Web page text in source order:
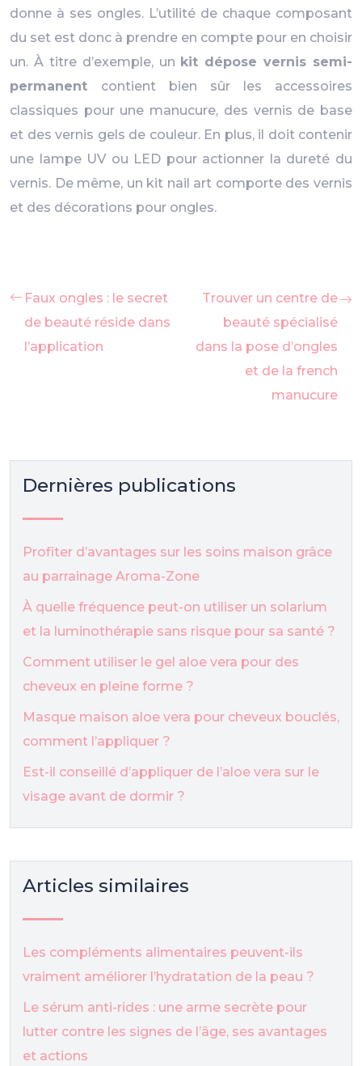
donne à ses ongles. L’utilité de chaque composant
du set est donc à prendre en compte pour en choisir
un. À titre d’exemple, un kit dépose vernis semi-
permanent contient bien sûr les accessoires
classiques pour une manucure, des vernis de base
et des vernis gels de couleur. En plus, il doit contenir
une lampe UV ou LED pour actionner la dureté du
vernis. De même, un kit nail art comporte des vernis
et des décorations pour ongles.
Faux ongles : le secret
de beauté réside dans
l’application
Trouver un centre de
beauté spécialisé
dans la pose d’ongles
et de la french
manucure
Dernières publications
Profiter d’avantages sur les soins maison grâce
au parrainage Aroma-Zone
À quelle fréquence peut-on utiliser un solarium
et la luminothérapie sans risque pour sa santé ?
Comment utiliser le gel aloe vera pour des
cheveux en pleine forme ?
Masque maison aloe vera pour cheveux bouclés,
comment l’appliquer ?
Est-il conseillé d’appliquer de l’aloe vera sur le
visage avant de dormir ?
Articles similaires
Les compléments alimentaires peuvent-ils
vraiment améliorer l’hydratation de la peau ?
Le sérum anti-rides : une arme secrète pour
lutter contre les signes de l’âge, ses avantages
et actions